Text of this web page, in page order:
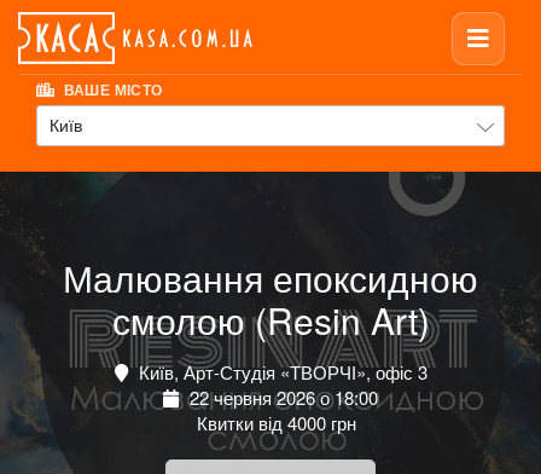
ВАШЕ МІСТО
Київ
Малювання епоксидною
смолою (Resin Art)
Київ, Арт-Студія «ТВОРЧІ», офіс 3
22 червня 2026 о 18:00
Квитки від 4000 грн